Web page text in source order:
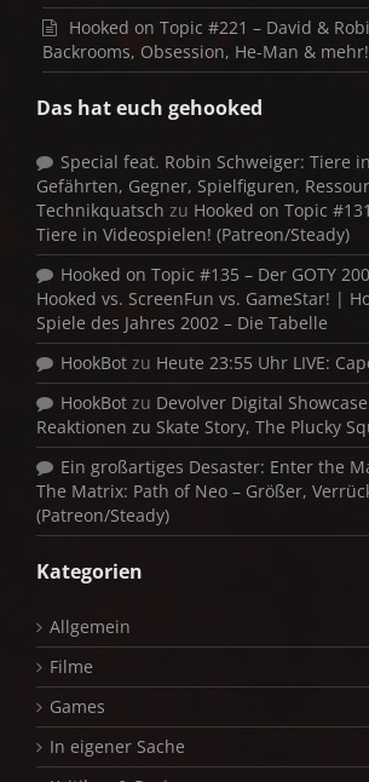
Hooked on Topic #221 – David &
Backrooms, Obsession, He-Man & mehr!
Das hat euch gehooked
Special feat. Robin Schweiger: Tiere
Gefährten, Gegner, Spielfiguren,
Technikquatsch zu Hooked on Topic
Tiere in Videospielen! (Patreon/Steady)
Hooked on Topic #135 – Der GOTY
Hooked vs. ScreenFun vs. GameStar! |
Spiele des Jahres 2002 – Die Tabelle
HookBot zu Heute 23:55 Uhr LIVE:
HookBot zu Devolver Digital
Reaktionen zu Skate Story, The Plucky
Ein großartiges Desaster: Enter the
The Matrix: Path of Neo – Größer,
(Patreon/Steady)
Kategorien
Allgemein
Filme
Games
In eigener Sache